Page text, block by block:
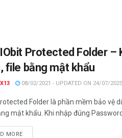
Protected Folder –
file bằng mật khẩu
08/02/2021 - UPDATED ON 24/07/2025
Folder là phần mềm bảo vệ
mật khẩu. Khi nhập đúng Password
MOREDETAILS